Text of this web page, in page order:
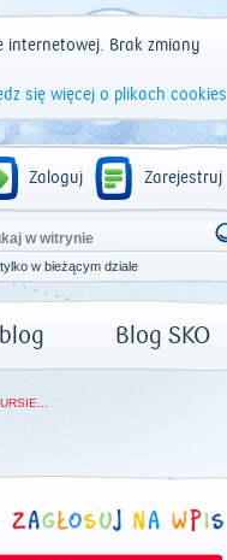
Brak zmiany
się więcej o plikach cookies
Zaloguj Zarejestruj
tylko w bieżącym dziale
Blog SKO